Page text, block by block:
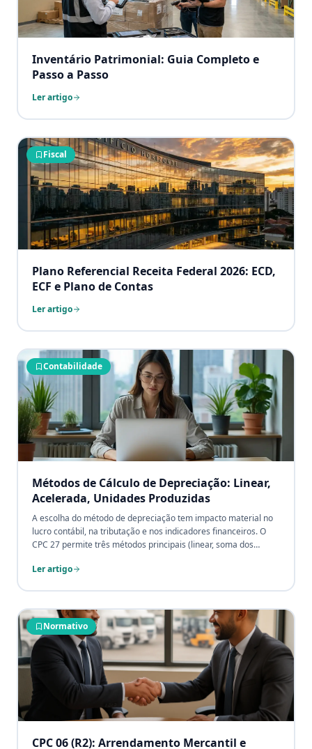
Inventário Patrimonial: Guia Completo e
Passo a Passo
Ler artigo
Fiscal
Plano Referencial Receita Federal 2026: ECD,
ECF e Plano de Contas
Ler artigo
Contabilidade
Métodos de Cálculo de Depreciação: Linear,
Acelerada, Unidades Produzidas
A escolha do método de depreciação tem impacto material no
lucro contábil, na tributação e nos indicadores financeiros. O
CPC 27 permite três métodos principais (linear, soma dos
estabelece taxas próprias com possibilidade de aceleração em
diferenças entre depreciação contábil e fiscal no LALUR/ECF.
Ler artigo
Normativo
CPC 06 (R2): Arrendamento Mercantil e